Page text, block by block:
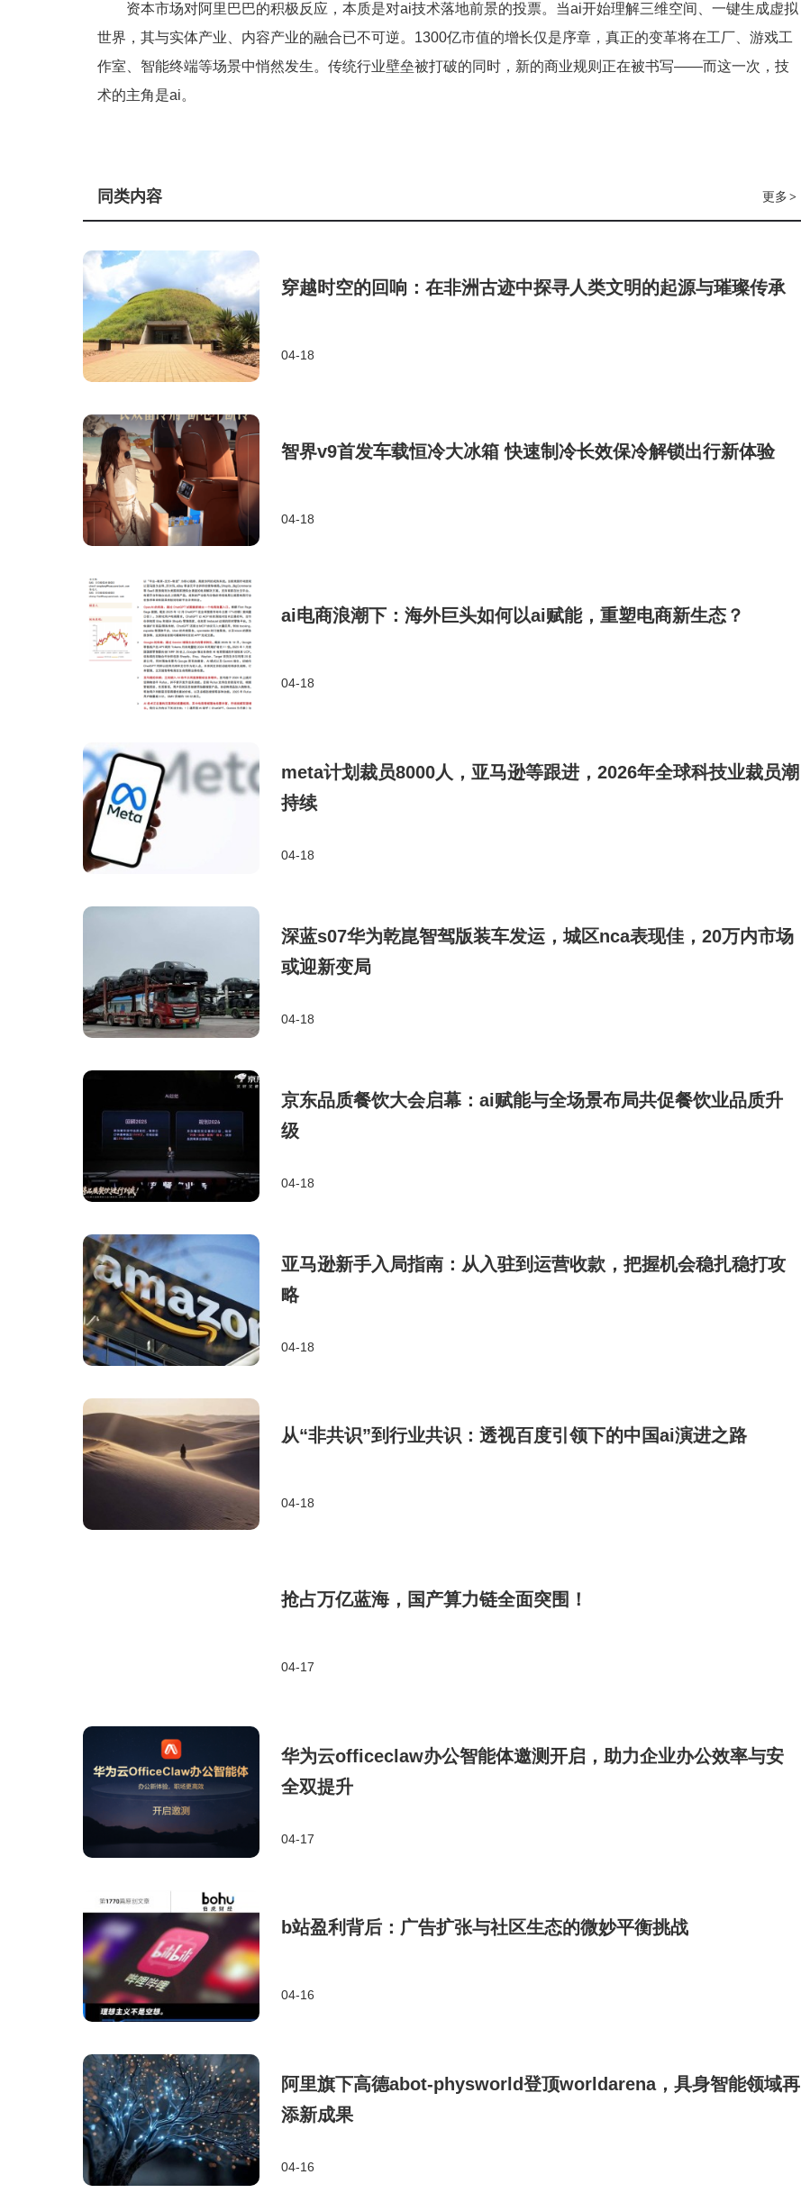
资本市场对阿里巴巴的积极反应，本质是对ai技术落地前景的投票。当ai开始理解三维空间、一键生成虚拟
世界，其与实体产业、内容产业的融合已不可逆。1300亿市值的增长仅是序章，真正的变革将在工厂、游戏工
作室、智能终端等场景中悄然发生。传统行业壁垒被打破的同时，新的商业规则正在被书写——而这一次，技
术的主角是ai。
更多 >
同类内容
穿越时空的回响：在非洲古迹中探寻人类文明的起源与璀璨传承
04-18
智界v9首发车载恒冷大冰箱 快速制冷长效保冷解锁出行新体验
04-18
ai电商浪潮下：海外巨头如何以ai赋能，重塑电商新生态？
04-18
meta计划裁员8000人，亚马逊等跟进，2026年全球科技业裁员潮
持续
04-18
深蓝s07华为乾崑智驾版装车发运，城区nca表现佳，20万内市场
或迎新变局
04-18
京东品质餐饮大会启幕：ai赋能与全场景布局共促餐饮业品质升
级
04-18
亚马逊新手入局指南：从入驻到运营收款，把握机会稳扎稳打攻
略
04-18
从“非共识”到行业共识：透视百度引领下的中国ai演进之路
04-18
抢占万亿蓝海，国产算力链全面突围！
04-17
华为云officeclaw办公智能体邀测开启，助力企业办公效率与安
全双提升
04-17
b站盈利背后：广告扩张与社区生态的微妙平衡挑战
04-16
阿里旗下高德abot-physworld登顶worldarena，具身智能领域再
添新成果
04-16